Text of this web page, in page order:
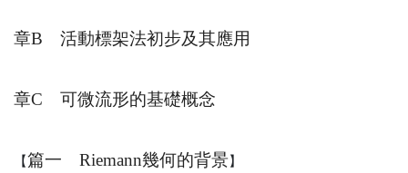
章B 活動標架法初步及其應用
章C 可微流形的基礎概念
【篇一 Riemann幾何的背景】